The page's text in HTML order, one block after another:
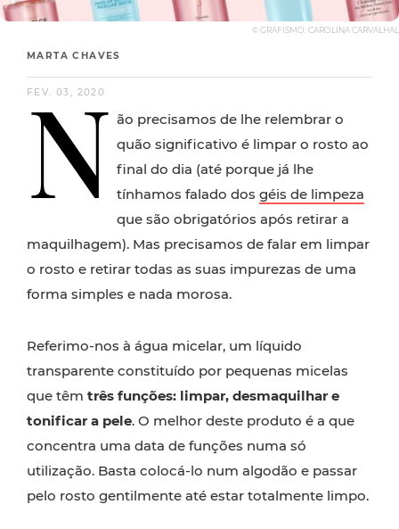
© GRAFISMO: CAROLINA CARVALHAL
MARTA CHAVES
FEV. 03, 2020
N ão precisamos de lhe relembrar o
quão significativo é limpar o rosto ao
final do dia (até porque já lhe
tínhamos falado dos géis de limpeza
que são obrigatórios após retirar a
maquilhagem). Mas precisamos de falar em limpar
o rosto e retirar todas as suas impurezas de uma
forma simples e nada morosa.
Referimo-nos à água micelar, um líquido
transparente constituído por pequenas micelas
que têm três funções: limpar, desmaquilhar e
tonificar a pele. O melhor deste produto é a que
concentra uma data de funções numa só
utilização. Basta colocá-lo num algodão e passar
pelo rosto gentilmente até estar totalmente limpo.